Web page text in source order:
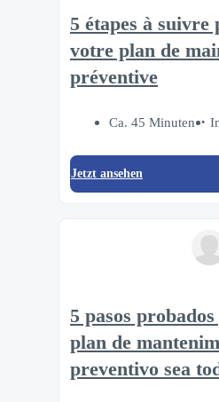
5 étapes à
votre plan de
préventive
Ca. 45 Minuten
Jetzt ansehen
5 pasos
plan de
preventivo sea